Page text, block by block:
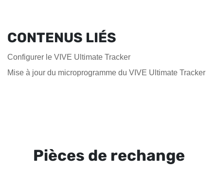
CONTENUS LIÉS
Configurer le VIVE Ultimate Tracker
Mise à jour du microprogramme du VIVE Ultimate Tracker
Pièces de rechange